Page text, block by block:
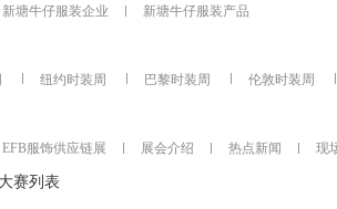
新塘牛仔服装企业 新塘牛仔服装产品
纽约时装周 巴黎时装周 伦敦时装周
EFB服饰供应链展 展会介绍 热点新闻 现
赛列表